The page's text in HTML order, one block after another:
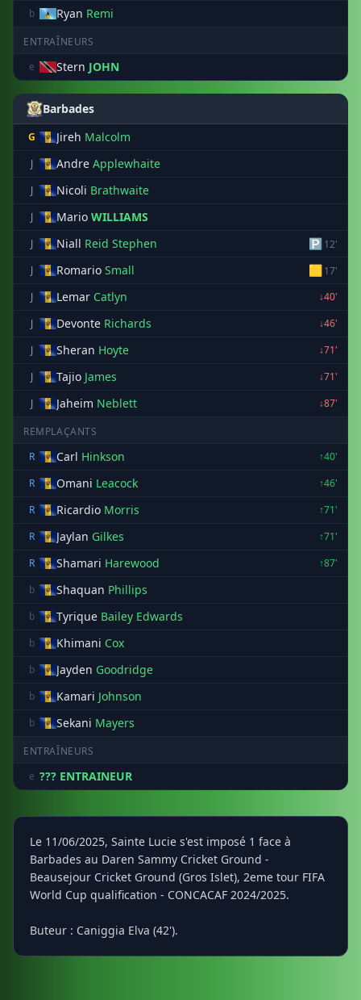
b Ryan Remi
ENTRAÎNEURS
e
Stern JOHN
Barbades
G Jireh Malcolm
J Andre Applewhaite
J Nicoli Brathwaite
J Mario WILLIAMS
J Niall Reid Stephen 🅿12'
J
Romario Small 🟨17'
J
Lemar Catlyn
↓40'
J
Devonte Richards
↓46'
J
Sheran Hoyte
↓71'
J
Tajio James
↓71'
J
Jaheim Neblett ↓87'
REMPLAÇANTS
R
Carl Hinkson
↑40'
R
Omani Leacock
↑46'
R
Ricardio Morris
↑71'
R
Jaylan Gilkes
↑71'
R
Shamari Harewood
↑87'
b
Shaquan Phillips
b Tyrique Bailey Edwards
b Khimani Cox
b Jayden Goodridge
b Kamari Johnson
b Sekani Mayers
ENTRAÎNEURS
e ??? ENTRAINEUR
Le 11/06/2025, Sainte Lucie s'est imposé 1 face à
Barbades au Daren Sammy Cricket Ground -
Beausejour Cricket Ground (Gros Islet), 2eme tour FIFA
World Cup qualification - CONCACAF 2024/2025.
Buteur : Caniggia Elva (42').